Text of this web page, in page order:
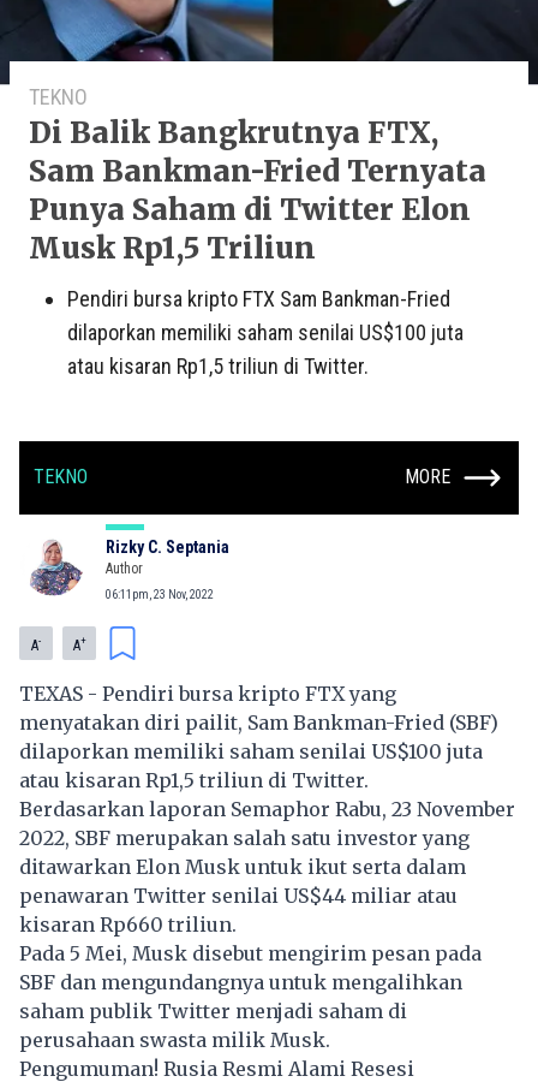
TEKNO
Di Balik Bangkrutnya FTX,
Sam Bankman-Fried Ternyata
Punya Saham di Twitter Elon
Musk Rp1,5 Triliun
Pendiri bursa kripto FTX Sam Bankman-Fried
dilaporkan memiliki saham senilai US$100 juta
atau kisaran Rp1,5 triliun di Twitter.
TEKNO MORE
Rizky C. Septania
Author
06:11pm, 23 Nov, 2022
A- A+
TEXAS - Pendiri bursa kripto FTX yang
menyatakan diri pailit, Sam Bankman-Fried (SBF)
dilaporkan memiliki saham senilai US$100 juta
atau kisaran Rp1,5 triliun di Twitter.
Berdasarkan laporan Semaphor Rabu, 23 November
2022, SBF merupakan salah satu investor yang
ditawarkan Elon Musk untuk ikut serta dalam
penawaran Twitter senilai US$44 miliar atau
kisaran Rp660 triliun.
Pada 5 Mei, Musk disebut mengirim pesan pada
SBF dan mengundangnya untuk mengalihkan
saham publik Twitter menjadi saham di
perusahaan swasta milik Musk.
Pengumuman! Rusia Resmi Alami Resesi